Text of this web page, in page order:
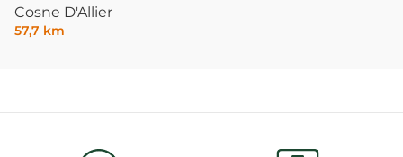
Cosne D'Allier
57,7 km